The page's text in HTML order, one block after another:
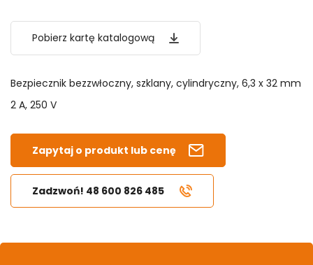
Pobierz kartę katalogową
Bezpiecznik bezzwłoczny, szklany, cylindryczny, 6,3 x 32 mm
2 A, 250 V
Zapytaj o produkt lub cenę
Zadzwoń! 48 600 826 485